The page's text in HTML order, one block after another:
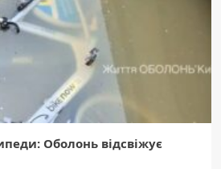
Оболонь відсвіжує